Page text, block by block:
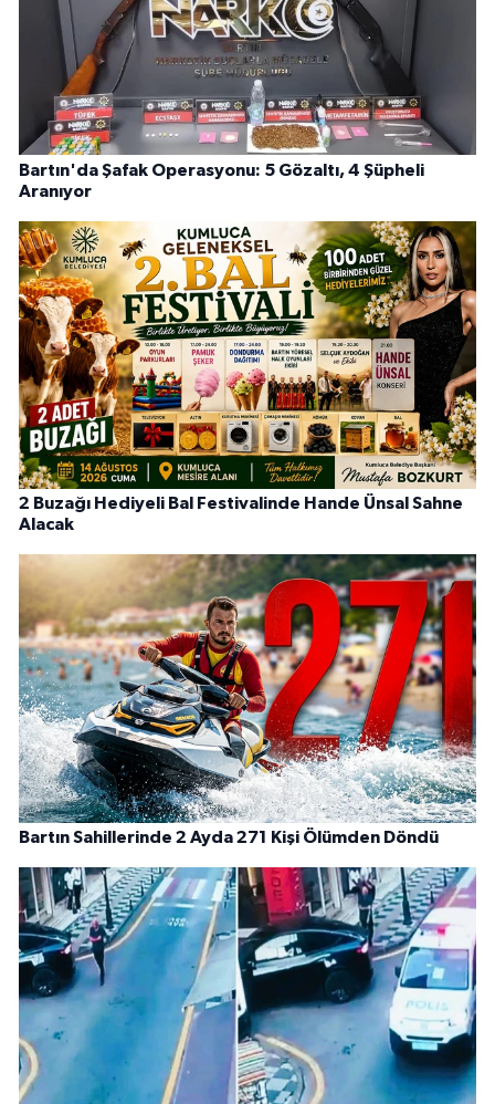
Bartın'da Şafak Operasyonu: 5 Gözaltı, 4 Şüpheli
Aranıyor
2 Buzağı Hediyeli Bal Festivalinde Hande Ünsal Sahne
Alacak
Bartın Sahillerinde 2 Ayda 271 Kişi Ölümden Döndü